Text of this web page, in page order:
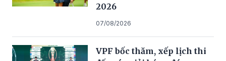
2026
07/08/2026
VPF bốc thăm, xếp lịch thi